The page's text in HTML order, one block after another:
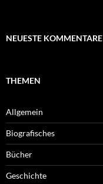
NEUESTE KOMMENTARE
THEMEN
Allgemein
Biografisches
Bücher
Geschichte